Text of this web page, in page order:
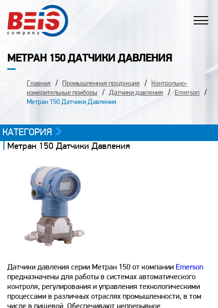
МЕТРАН 150 ДАТЧИКИ ДАВЛЕНИЯ
Главная Промышленная продукция
Контрольно-
измерительные приборы
Датчики давления
Emerson
Метран 150 Датчики Давления
КАТЕГОРИЯ
Метран 150 Датчики Давления
Датчики давления серии Метран 150 от компании Emerson
предназначены для работы в системах автоматического
контроля, регулирования и управления технологическими
процессами в различных отраслях промышленности, в том
числе в пищевой. Обеспечивают непрерывное